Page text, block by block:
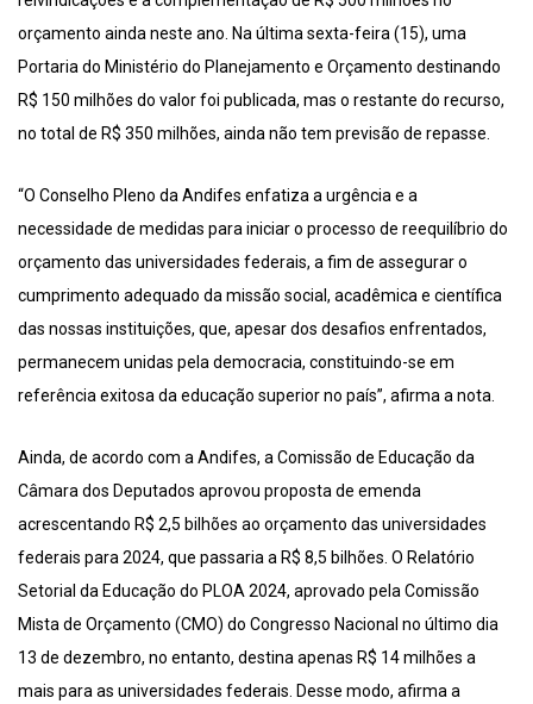
orçamento ainda neste ano. Na última sexta-feira (15), uma
Portaria do Ministério do Planejamento e Orçamento destinando
R$ 150 milhões do valor foi publicada, mas o restante do recurso,
no total de R$ 350 milhões, ainda não tem previsão de repasse.
“O Conselho Pleno da Andifes enfatiza a urgência e a
necessidade de medidas para iniciar o processo de reequilíbrio do
orçamento das universidades federais, a fim de assegurar o
cumprimento adequado da missão social, acadêmica e científica
das nossas instituições, que, apesar dos desafios enfrentados,
permanecem unidas pela democracia, constituindo-se em
referência exitosa da educação superior no país”, afirma a nota.
Ainda, de acordo com a Andifes, a Comissão de Educação da
Câmara dos Deputados aprovou proposta de emenda
acrescentando R$ 2,5 bilhões ao orçamento das universidades
federais para 2024, que passaria a R$ 8,5 bilhões. O Relatório
Setorial da Educação do PLOA 2024, aprovado pela Comissão
Mista de Orçamento (CMO) do Congresso Nacional no último dia
13 de dezembro, no entanto, destina apenas R$ 14 milhões a
mais para as universidades federais. Desse modo, afirma a